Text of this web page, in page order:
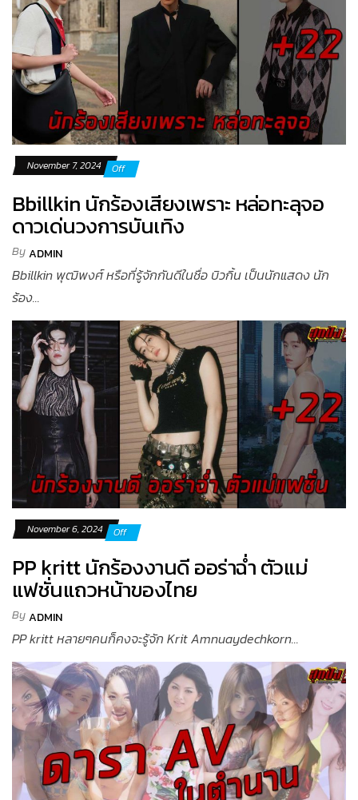
November 7, 2024 Off
Bbillkin นักร้องเสียงเพราะ หล่อทะลุจอ
ดาวเด่นวงการบันเทิง
ByADMIN
Bbillkin พุฒิพงศ์ หรือที่รู้จักกันดีในชื่อ บิวกิ้น เป็นนักแสดง นัก
ร้อง...
November 6, 2024 Off
PP kritt นักร้องงานดี ออร่าฉ่ำ ตัวแม่
แฟชั่นแถวหน้าของไทย
ByADMIN
PP kritt หลายๆคนก็คงจะรู้จัก Krit Amnuaydechkorn...